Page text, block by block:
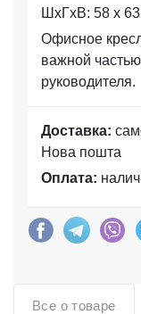
ШхГхВ: 58 x
Офисное
важной
руководителя.
Доставка:
Нова пошта
Оплата:
Все о товаре